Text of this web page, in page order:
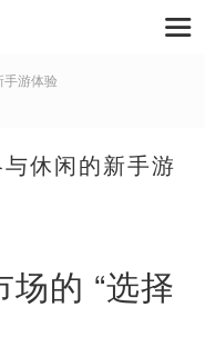
游体验
休闲的新手游
的 “选择